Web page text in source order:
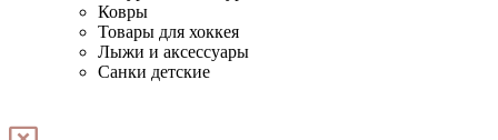
Ковры
Товары для хоккея
Лыжи и аксессуары
Санки детские